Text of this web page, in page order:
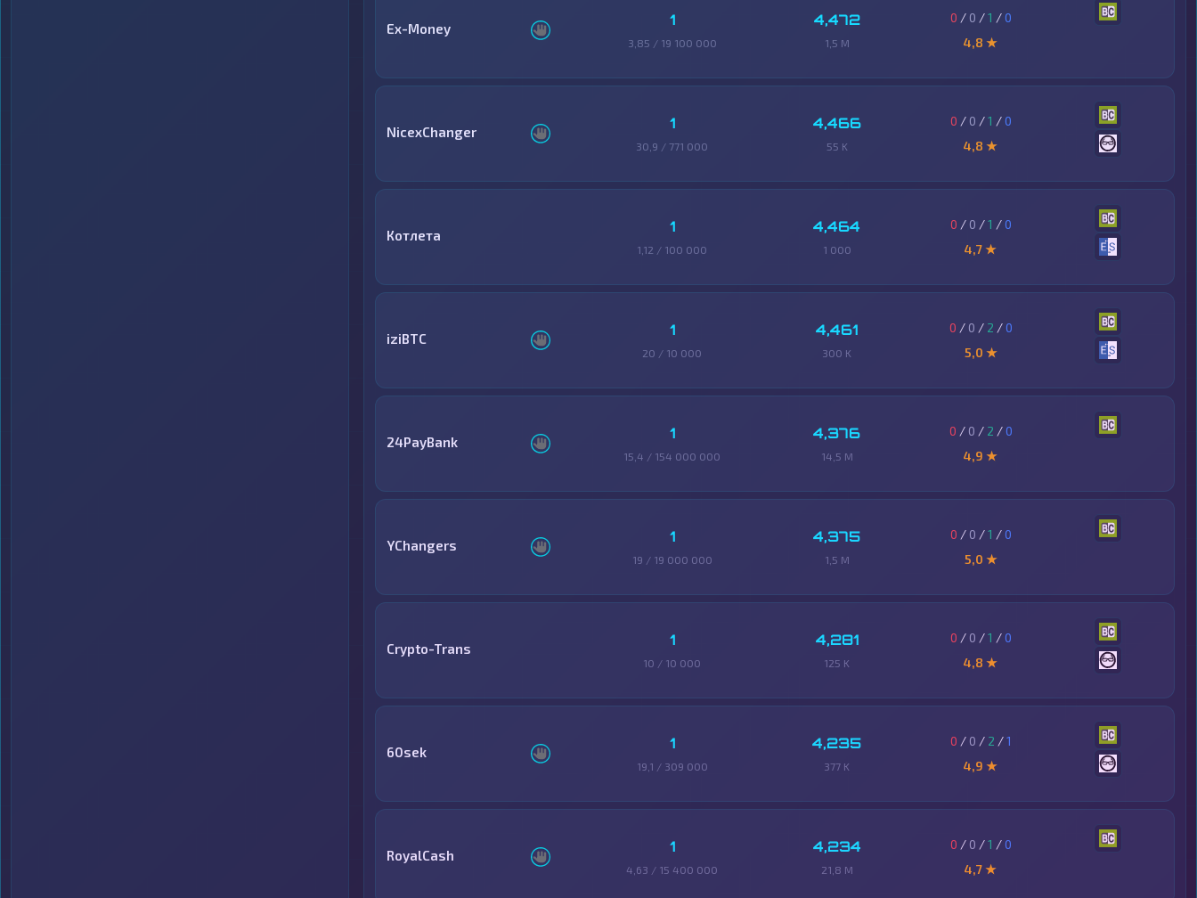
Ex-Money 1
3,85 / 19 100 000
4,472
1,5 M
0 / 0 /1 /0
4,8 ★
NicexChanger 1
30,9 / 771 000
4,466
55 K
0 / 0 /1 /0
4,8 ★
Котлета 1
1,12 / 100 000
4,464
1 000
0 / 0 /1 /0
4,7 ★
iziBTC 1
20 / 10 000
4,461
300 K
0 / 0 / 2 /0
5,0 ★
24PayBank 1
15,4 / 154 000 000
4,376
14,5 M
0 / 0 / 2 /0
4,9 ★
YChangers 1
19 / 19 000 000
4,375
1,5 M
0 / 0 /1 /0
5,0 ★
Crypto-Trans 1
10 / 10 000
4,281
125 K
0 / 0 /1 /0
4,8 ★
60sek 1
19,1 / 309 000
4,235
377 K
0 / 0 / 2 /1
4,9 ★
RoyalCash 1
4,63 / 15 400 000
4,234
21,8 M
0 / 0 /1 /0
4,7 ★